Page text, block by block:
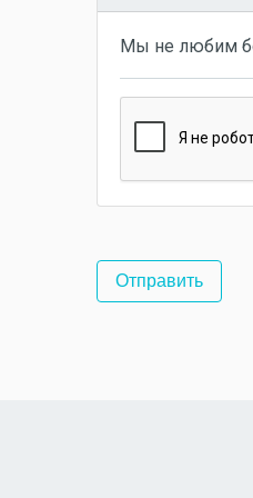
Мы не любим